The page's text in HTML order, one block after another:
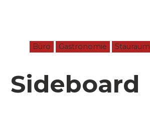
Büro Gastronomie Stauraum
Sideboard